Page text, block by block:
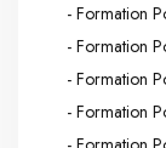
- Formation
- Formation
- Formation
- Formation